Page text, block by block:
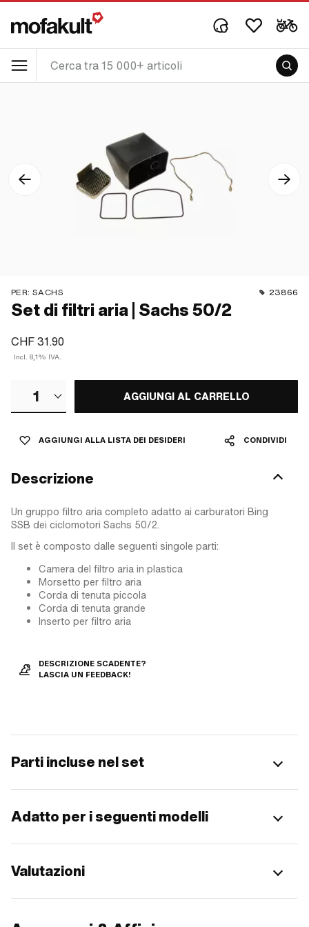
PER: SACHS 23866
Set di filtri aria | Sachs 50/2
CHF 31.90
Incl. 8,1% IVA.
1 AGGIUNGI AL CARRELLO
AGGIUNGI ALLA LISTA DEI DESIDERI CONDIVIDI
Descrizione
Un gruppo filtro aria completo adatto ai carburatori Bing
SSB dei ciclomotori Sachs 50/2.
Il set è composto dalle seguenti singole parti:
Camera del filtro aria in plastica
Morsetto per filtro aria
Corda di tenuta piccola
Corda di tenuta grande
Inserto per filtro aria
DESCRIZIONE SCADENTE?
LASCIA UN FEEDBACK!
Parti incluse nel set
Adatto per i seguenti modelli
Valutazioni